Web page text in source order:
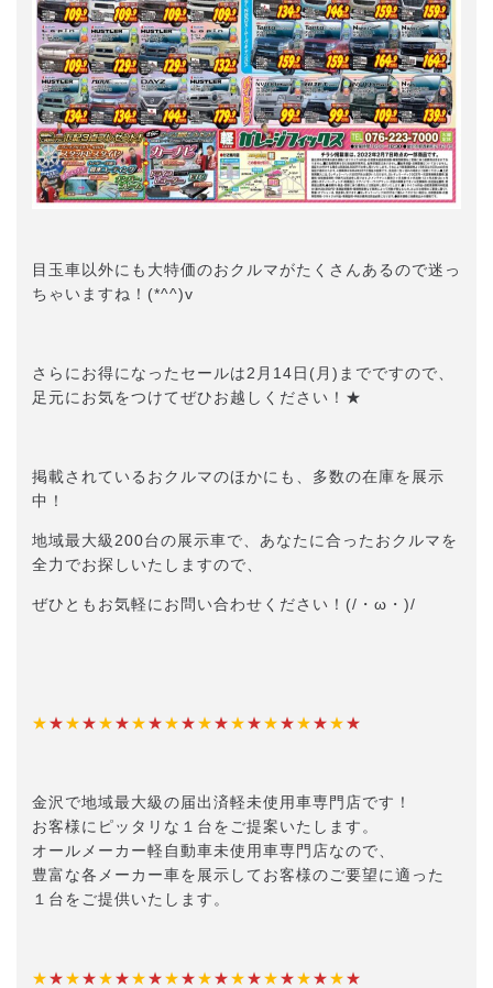
目玉車以外にも大特価のおクルマがたくさんあるので迷っ
ちゃいますね！(*^^)v
さらにお得になったセールは2月14日(月)までですので、
足元にお気をつけてぜひお越しください！★
掲載されているおクルマのほかにも、多数の在庫を展示
中！
地域最大級200台の展示車で、あなたに合ったおクルマを
全力でお探しいたしますので、
ぜひともお気軽にお問い合わせください！(/・ω・)/
★★★★★★★★★★★★★★★★★★★★
金沢で地域最大級の届出済軽未使用車専門店です！
お客様にピッタリな１台をご提案いたします。
オールメーカー軽自動車未使用車専門店なので、
豊富な各メーカー車を展示してお客様のご要望に適った
１台をご提供いたします。
★★★★★★★★★★★★★★★★★★★★